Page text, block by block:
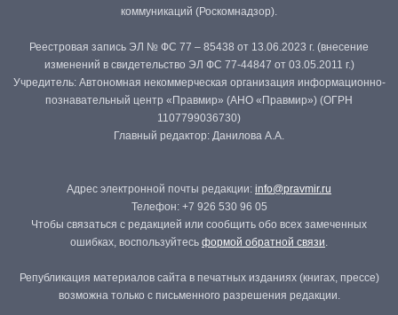
коммуникаций (Роскомнадзор).
Реестровая запись ЭЛ № ФС 77 – 85438 от 13.06.2023 г. (внесение
изменений в свидетельство ЭЛ ФС 77-44847 от 03.05.2011 г.)
Учредитель: Автономная некоммерческая организация информационно-
познавательный центр «Правмир» (АНО «Правмир») (ОГРН
1107799036730)
Главный редактор: Данилова А.А.
Адрес электронной почты редакции: info@pravmir.ru
Телефон: +7 926 530 96 05
Чтобы связаться с редакцией или сообщить обо всех замеченных
ошибках, воспользуйтесь формой обратной связи
Републикация материалов сайта в печатных изданиях (книгах, прессе)
возможна только с письменного разрешения редакции.